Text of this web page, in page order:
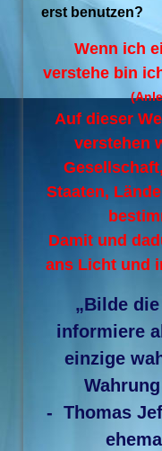
erst benutzen?
Wenn ich
verstehe bin
Auf dieser
verstehen
Staaten,
Damit und
ans Licht und
„Bilde
informiere
einzige
- Thomas